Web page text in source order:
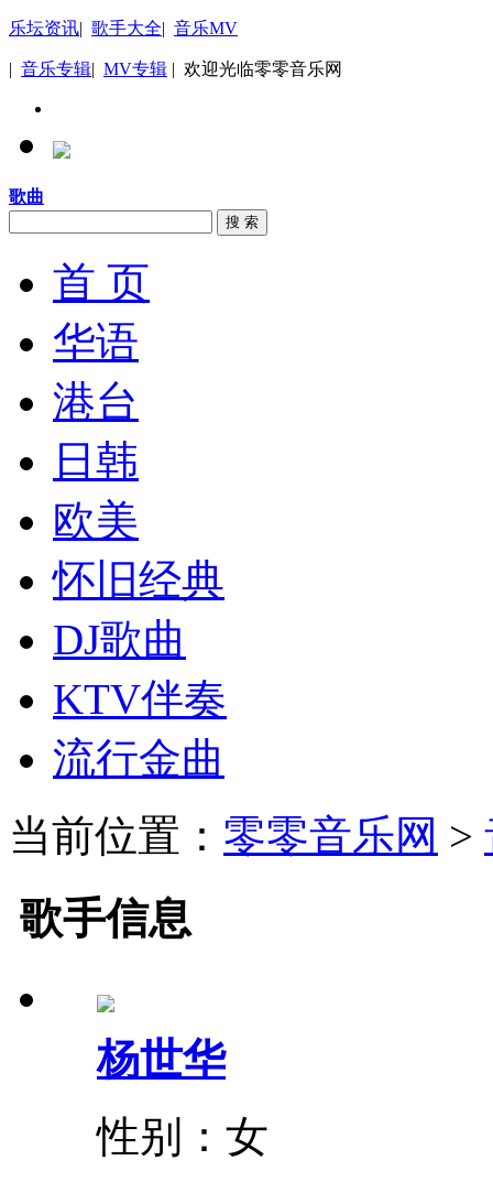
乐坛资讯| 歌手大全| 音乐MV
| 音乐专辑| MV专辑 | 欢迎光临零零音乐网
歌曲
搜 索
首 页
华语
港台
日韩
欧美
怀旧经典
DJ歌曲
KTV伴奏
流行金曲
当前位置： 零零音乐网 >
歌手信息
杨世华
性别：女